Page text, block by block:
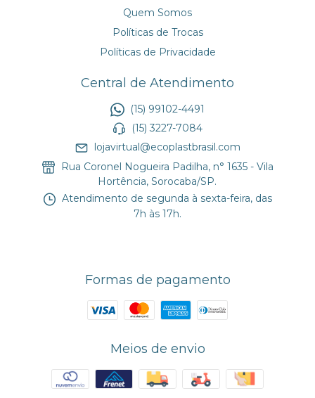
Quem Somos
Políticas de Trocas
Políticas de Privacidade
Central de Atendimento
(15) 99102-4491
(15) 3227-7084
lojavirtual@ecoplastbrasil.com
Rua Coronel Nogueira Padilha, n° 1635 - Vila
Hortência, Sorocaba/SP.
Atendimento de segunda à sexta-feira, das
7h às 17h.
Formas de pagamento
Meios de envio